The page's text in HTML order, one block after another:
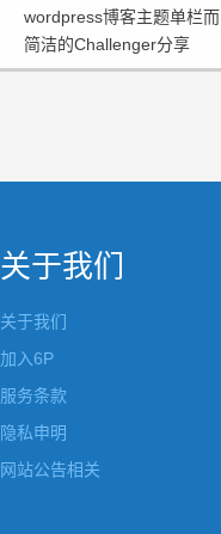
wordpress博客主题单栏而
简洁的Challenger分享
关于我们
关于我们
加入6P
服务条款
隐私申明
网站公告相关